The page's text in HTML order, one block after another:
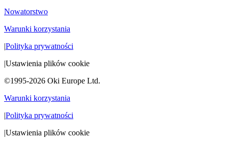
Nowatorstwo
Warunki korzystania
|Polityka prywatności
|Ustawienia plików cookie
©1995-2026 Oki Europe Ltd.
Warunki korzystania
|Polityka prywatności
|Ustawienia plików cookie